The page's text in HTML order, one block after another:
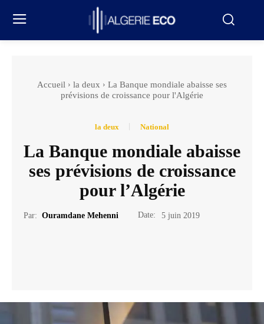
Accueil la deux
La Banque mondiale abaisse ses
prévisions de croissance pour l'Algérie
la deux National
La Banque mondiale abaisse
ses prévisions de croissance
pour l’Algérie
Par: Ouramdane Mehenni Date: 5 juin 2019